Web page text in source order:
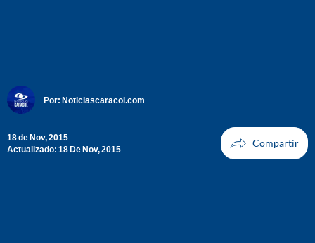
Por: Noticiascaracol.com
18 de Nov, 2015
Actualizado: 18 De Nov, 2015